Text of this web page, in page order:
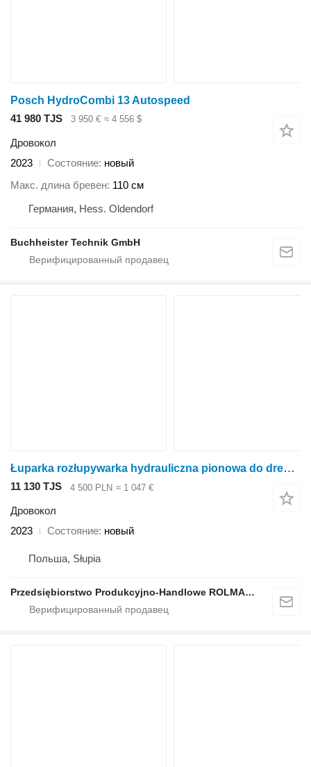
Posch HydroCombi 13 Autospeed
41 980 TJS
3 950 € ≈ 4 556 $
Дровокол
2023
Состояние новый
Макс. длина бревен 110 см
Германия, Hess. Oldendorf
Buchheister Technik GmbH
Łuparka rozłupywarka hydrauliczna pionowa do drewna drzewa
11 130 TJS 4 500 PLN ≈ 1 047 €
Дровокол
2023
Состояние новый
Польша, Słupia
Przedsiębiorstwo Produkcyjno-Handlowe ROLMAPOL Marcin Dziekan